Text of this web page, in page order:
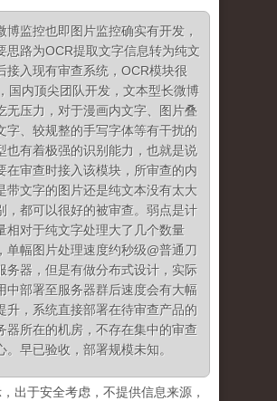
博监控也即图片监控确实有开发，
思路为OCR提取文字信息转为纯文
接入现有审查系统，OCR模块很
国内顶尖团队开发，文本型长微博
无压力，对于漫画内文字、图片叠
字、较规整的手写字体等有干扰的
也有着极强的识别能力，也就是说
在审查时接入该模块，所审查的内
带文字的图片还是纯文本没有太大
，都可以很好的被审查。弱点是计
相对于纯文字处理大了几个数量
单幅图片处理速度约秒级@普通刀
务器，但是有做分布式设计，实际
中部署至服务器群后速度会有大幅
升，系统直接部署在待审查产品的
器所在的机房，不存在集中的审查
。早已验收，部署规模未知。
出于安全考虑，不提供信息来源，